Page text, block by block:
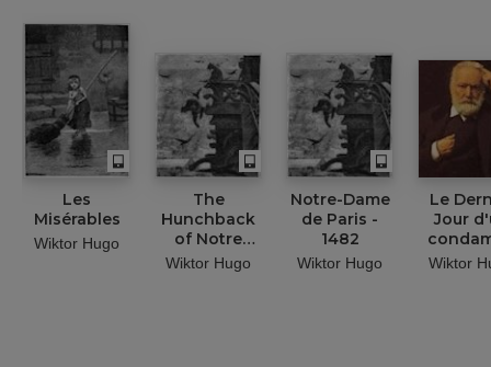
Les
Misérables
Wiktor Hugo
The
Hunchback
of Notre
Dame
Wiktor Hugo
Notre-Dame
de Paris -
1482
Wiktor Hugo
Le
Jour
Wiktor